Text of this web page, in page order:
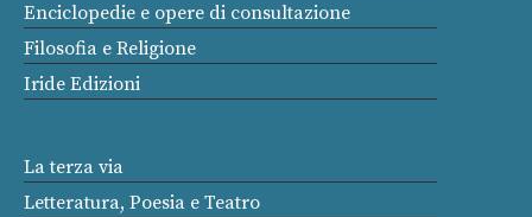
Enciclopedie e opere di consultazione
Filosofia e Religione
Iride Edizioni
La terza via
Letteratura, Poesia e Teatro